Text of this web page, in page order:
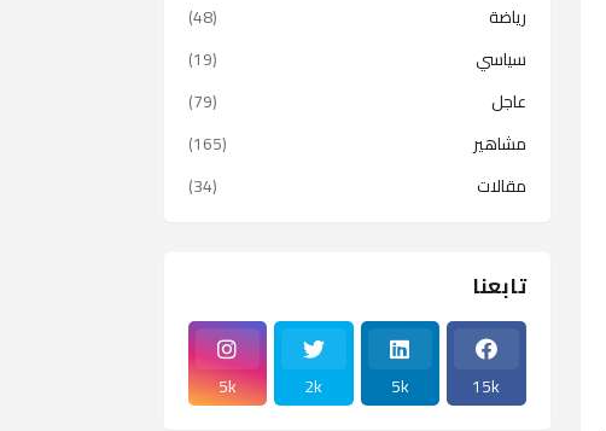
رياضة
(48)
سياسي
(19)
عاجل
(79)
مشاهير
(165)
مقالات
(34)
تابعنا
15k
5k
2k
5k